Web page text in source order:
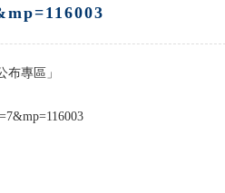
專區」